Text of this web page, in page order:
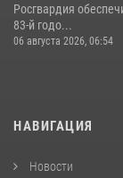
Росгвардия
83-й годо...
06 августа 2026, 06:54
НАВИГАЦИЯ
Новости